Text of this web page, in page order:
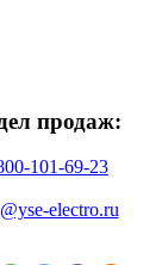
продаж:
101-69-23
electro.ru